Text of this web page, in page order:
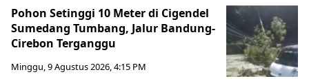
Pohon Setinggi 10 Meter di Cigendel
Sumedang Tumbang, Jalur Bandung-
Cirebon Terganggu
Minggu, 9 Agustus 2026, 4:15 PM